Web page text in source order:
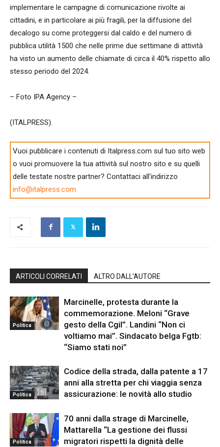
implementare le campagne di comunicazione rivolte ai
cittadini, e in particolare ai più fragili, per la diffusione del
decalogo su come proteggersi dal caldo e del numero di
pubblica utilità 1500 che nelle prime due settimane di attività
ha visto un aumento delle chiamate di circa il 40% rispetto allo
stesso periodo del 2024.
– Foto IPA Agency –
(ITALPRESS).
Vuoi pubblicare i contenuti di Italpress.com sul tuo sito web
o vuoi promuovere la tua attività sul nostro sito e su quelli
delle testate nostre partner? Contattaci all'indirizzo
info@italpress.com
ARTICOLI CORRELATI ALTRO DALL'AUTORE
Politica
Marcinelle, protesta durante la
commemorazione. Meloni “Grave
gesto della Cgil”. Landini “Non ci
voltiamo mai”. Sindacato belga Fgtb:
“Siamo stati noi”
Politica
Codice della strada, dalla patente a 17
anni alla stretta per chi viaggia senza
assicurazione: le novità allo studio
Politica
70 anni dalla strage di Marcinelle,
Mattarella “La gestione dei flussi
migratori rispetti la dignità delle